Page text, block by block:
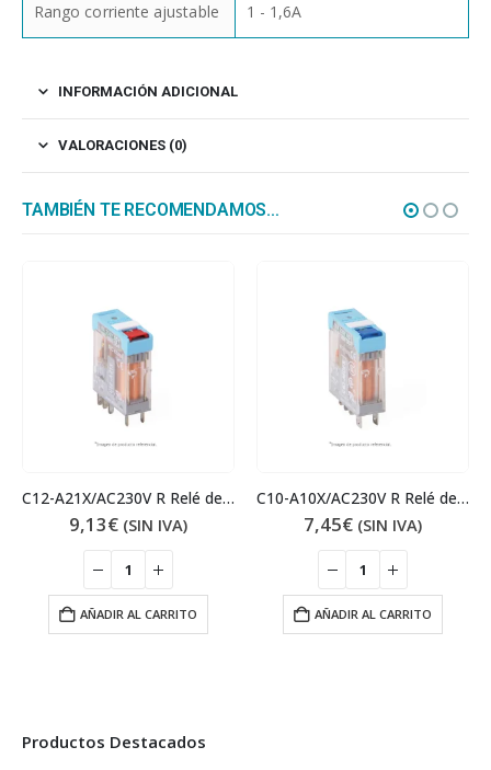
Rango corriente ajustable 1 - 1,6A
INFORMACIÓN ADICIONAL
VALORACIONES (0)
TAMBIÉN TE RECOMENDAMOS…
C12-A21X/AC230V R Relé de interfaz
9,13€ (SIN IVA)
AÑADIR AL CARRITO
C10-A10X/AC230V R Relé de interfaz
7,45€ (SIN IVA)
AÑADIR AL CARRITO
Productos Destacados